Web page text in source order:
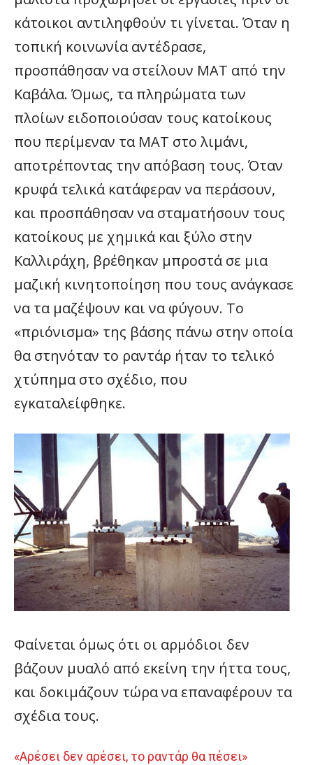
κάτοικοι αντιληφθούν τι γίνεται. Όταν η
τοπική κοινωνία αντέδρασε,
προσπάθησαν να στείλουν ΜΑΤ από την
Καβάλα. Όμως, τα πληρώματα των
πλοίων ειδοποιούσαν τους κατοίκους
που περίμεναν τα ΜΑΤ στο λιμάνι,
αποτρέποντας την απόβαση τους. Όταν
κρυφά τελικά κατάφεραν να περάσουν,
και προσπάθησαν να σταματήσουν τους
κατοίκους με χημικά και ξύλο στην
Καλλιράχη, βρέθηκαν μπροστά σε μια
μαζική κινητοποίηση που τους ανάγκασε
να τα μαζέψουν και να φύγουν. Το
«πριόνισμα» της βάσης πάνω στην οποία
θα στηνόταν το ραντάρ ήταν το τελικό
χτύπημα στο σχέδιο, που
εγκαταλείφθηκε.
Φαίνεται όμως ότι οι αρμόδιοι δεν
βάζουν μυαλό από εκείνη την ήττα τους,
και δοκιμάζουν τώρα να επαναφέρουν τα
σχέδια τους.
«Αρέσει δεν αρέσει, το ραντάρ θα πέσει»